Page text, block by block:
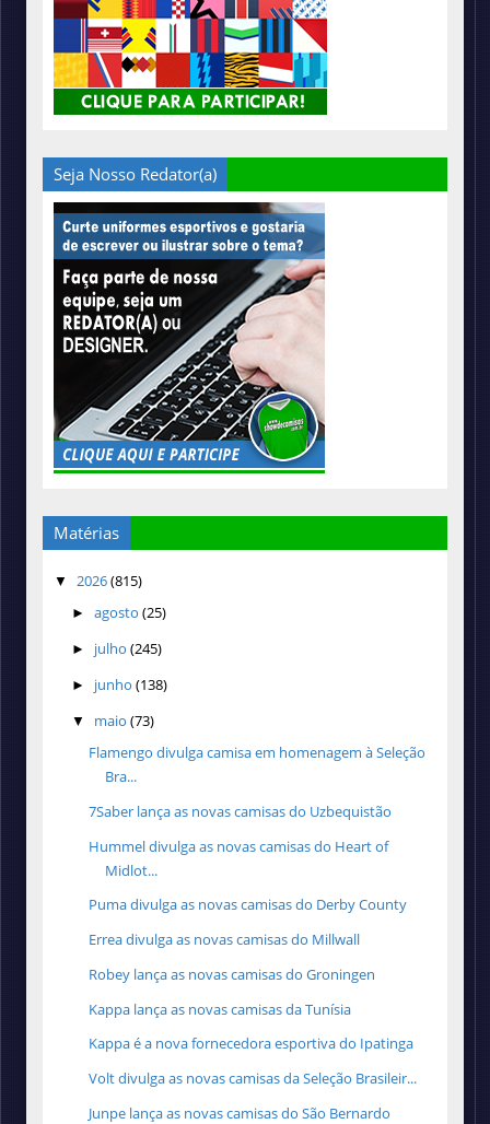
Seja Nosso Redator(a)
Matérias
▼ 2026(815)
► agosto (25)
► julho (245)
► junho (138)
▼ maio (73)
Flamengo divulga camisa em homenagem à Seleção
Bra...
7Saber lança as novas camisas do Uzbequistão
Hummel divulga as novas camisas do Heart of
Midlot...
Puma divulga as novas camisas do Derby County
Errea divulga as novas camisas do Millwall
Robey lança as novas camisas do Groningen
Kappa lança as novas camisas da Tunísia
Kappa é a nova fornecedora esportiva do Ipatinga
Volt divulga as novas camisas da Seleção Brasileir...
Junpe lança as novas camisas do São Bernardo